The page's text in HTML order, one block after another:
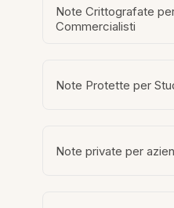
Note Crittografate
Commercialisti
Note Protette per
Note private per